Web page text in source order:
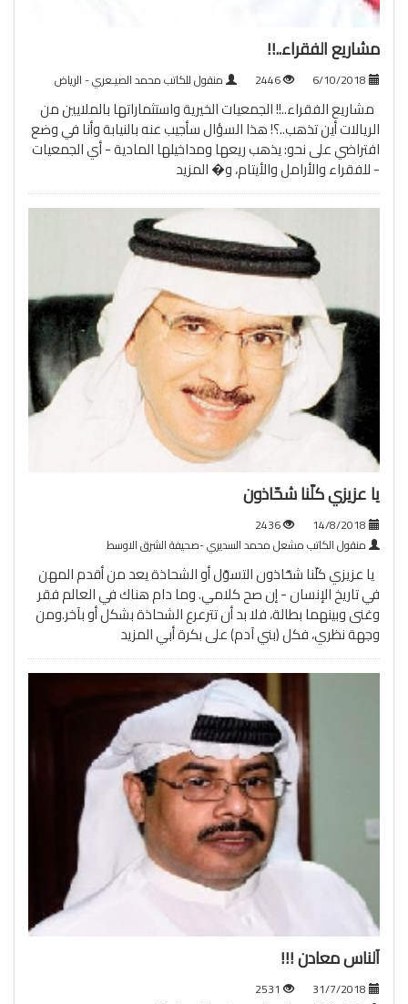
مشاريع الفقراء..!!
2446 منقول للكاتب محمد الصيـعري - الرياض
مشاريع الفقراء..!! الجمعيات الخيرية واستثماراتها بالملايين من
الريالات أين تذهب..؟! هذا السؤال سأجيب عنه بالنيابة وأنا في وضع
افتراضي على نحو: يذهب ريعها ومداخيلها المادية - أي الجمعيات
- للفقراء والأرامل والأيتام، و�المزيد
يا عزيزي كلّنا شحّاذون
2436
منقول الكاتب مشعل محمد السديري -صحيفة الشرق الاوسط
يا عزيزي كلّنا شحّاذون التسوّل أو الشحاذة يعد من أقدم المهن
في تاريخ الإنسان - إن صح كلامي. وما دام هناك في العالم فقر
وغنى وبينهما بطالة، فلا بد أن تترعرع الشحاذة بشكل أو بآخر.ومن
وجهة نظري، فكل (بني آدم) على بكرة أبيالمزيد
آلناس معادن !!!
2531